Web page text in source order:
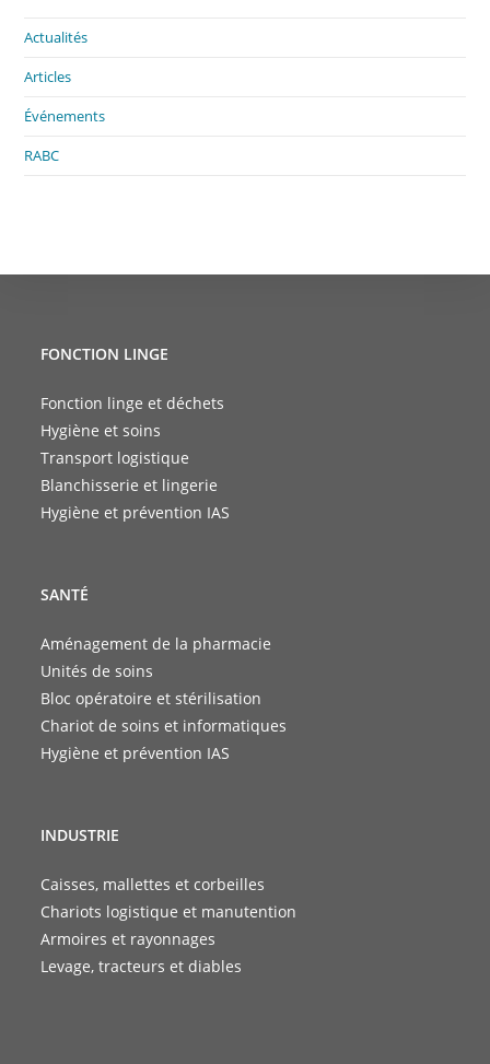
Actualités
Articles
Événements
RABC
FONCTION LINGE
Fonction linge et déchets
Hygiène et soins
Transport logistique
Blanchisserie et lingerie
Hygiène et prévention IAS
SANTÉ
Aménagement de la pharmacie
Unités de soins
Bloc opératoire et stérilisation
Chariot de soins et informatiques
Hygiène et prévention IAS
INDUSTRIE
Caisses, mallettes et corbeilles
Chariots logistique et manutention
Armoires et rayonnages
Levage, tracteurs et diables